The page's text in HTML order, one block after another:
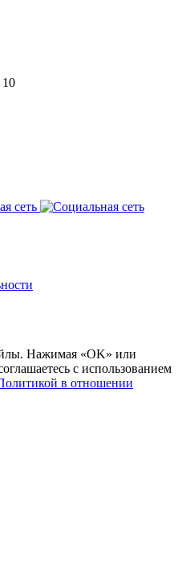
Нажимая «OK» или
с использованием
в отношении